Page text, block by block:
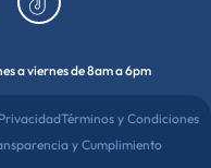
a viernes de 8am a 6pm
Términos y Condiciones
y Cumplimiento